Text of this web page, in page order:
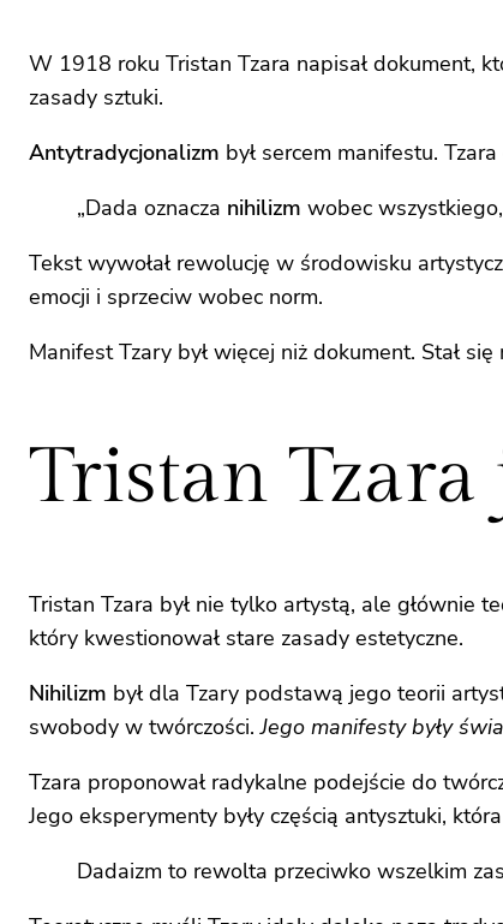
W 1918 roku Tristan Tzara napisał dokument,
zasady sztuki.
Antytradycjonalizm był sercem manifestu.
„Dada oznacza nihilizm wobec
Tekst wywołał rewolucję w środowisku
emocji i sprzeciw wobec norm.
Manifest Tzary był więcej niż dokument. Stał
Tristan
Tristan Tzara był nie tylko artystą, ale głównie
który kwestionował stare zasady estetyczne.
Nihilizm był dla Tzary podstawą jego teorii
swobody w twórczości.Jego manifesty były
Tzara proponował radykalne podejście do
Jego eksperymenty były częścią antysztuki,
Dadaizm to rewolta przeciwko wszelkim